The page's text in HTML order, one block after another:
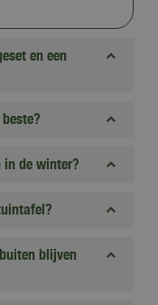
en een
in de winter?
blijven